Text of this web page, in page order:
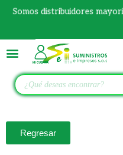
Somos distribuidores
Búsqueda
de
productos
Regresar